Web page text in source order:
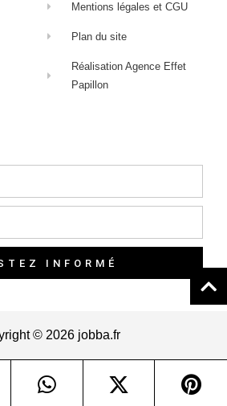
Mentions légales et CGU
Plan du site
Réalisation Agence Effet
Papillon
INFORMÉ
© 2026 jobba.fr